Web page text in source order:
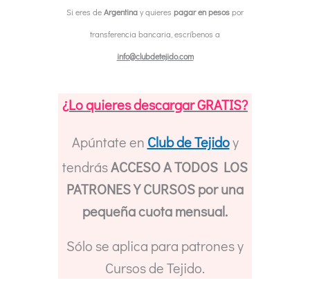
Profesional
cantidad
Si eres deArgentinay quieres pagar en pesospor
transferencia bancaria, escríbenos a
info@clubdetejido.com
¿Lo quieres descargar GRATIS?
Apúntate en Club de Tejidoy
tendrásACCESO A TODOS LOS
PATRONES Y CURSOS por una
pequeña cuota mensual.
Sólo se aplica para patrones y
Cursos de Tejido.